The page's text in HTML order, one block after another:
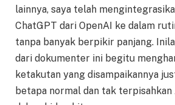
lainnya, saya telah
ChatGPT dari OpenAI ke dalam
tanpa banyak berpikir panjang.
dari dokumenter ini begitu
ketakutan yang disampaikannya
betapa normal dan tak